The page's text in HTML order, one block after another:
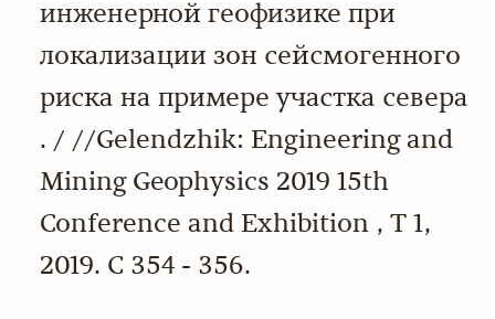
инженерной геофизике при
локализации зон сейсмогенного
риска на примере участка севера
. / //Gelendzhik: Engineering and
Mining Geophysics 2019 15th
Conference and Exhibition , Т 1,
2019. С 354 - 356.